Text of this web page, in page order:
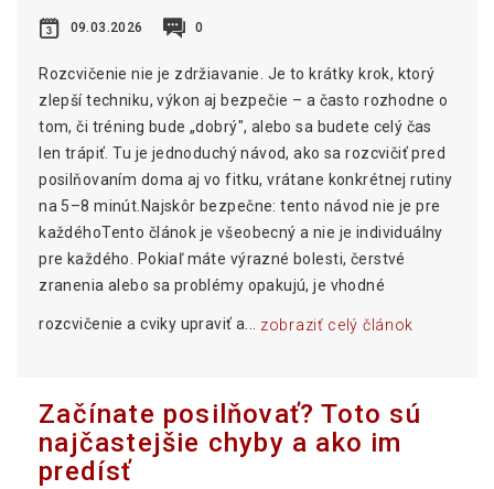
09.03.2026 0
Rozcvičenie nie je zdržiavanie. Je to krátky krok, ktorý
zlepší techniku, výkon aj bezpečie – a často rozhodne o
tom, či tréning bude „dobrý", alebo sa budete celý čas
len trápiť. Tu je jednoduchý návod, ako sa rozcvičiť pred
posilňovaním doma aj vo fitku, vrátane konkrétnej rutiny
na 5–8 minút.Najskôr bezpečne: tento návod nie je pre
každéhoTento článok je všeobecný a nie je individuálny
pre každého. Pokiaľ máte výrazné bolesti, čerstvé
zranenia alebo sa problémy opakujú, je vhodné
rozcvičenie a cviky upraviť a... zobraziť celý článok
Začínate posilňovať? Toto sú
najčastejšie chyby a ako im
predísť